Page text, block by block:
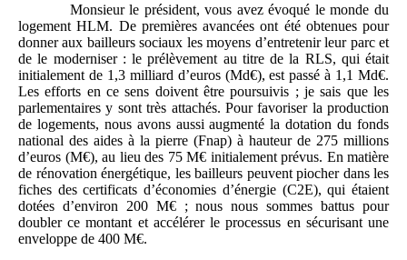
Monsieur le président, vous avez évoqué le monde du
logement HLM. De premières avancées ont été obtenues pour
donner aux bailleurs sociaux les moyens d’entretenir leur parc et
de le moderniser : le prélèvement au titre de la RLS, qui était
initialement de 1,3 milliard d’euros (Md€), est passé à 1,1 Md€.
Les efforts en ce sens doivent être poursuivis ; je sais que les
parlementaires y sont très attachés. Pour favoriser la production
de logements, nous avons aussi augmenté la dotation du fonds
national des aides à la pierre (Fnap) à hauteur de 275 millions
d’euros (M€), au lieu des 75 M€ initialement prévus. En matière
de rénovation énergétique, les bailleurs peuvent piocher dans les
fiches des certificats d’économies d’énergie (C2E), qui étaient
dotées d’environ 200 M€ ; nous nous sommes battus pour
doubler ce montant et accélérer le processus en sécurisant une
enveloppe de 400 M€.